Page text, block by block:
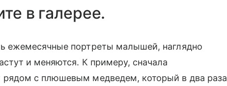
в галерее.
ежемесячные портреты малышей, наглядно
и меняются. К примеру, сначала
рядом с плюшевым медведем, который в два раза